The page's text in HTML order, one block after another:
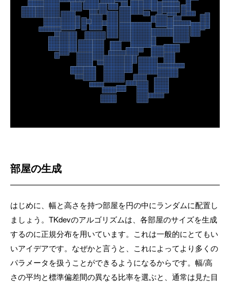
部屋の生成
はじめに、幅と高さを持つ部屋を円の中にランダムに配置し
ましょう。TKdevのアルゴリズムは、各部屋のサイズを生成
するのに正規分布を用いています。これは一般的にとてもい
いアイデアです。なぜかと言うと、これによってより多くの
パラメータを扱うことができるようになるからです。幅/高
さの平均と標準偏差間の異なる比率を選ぶと、通常は見た目